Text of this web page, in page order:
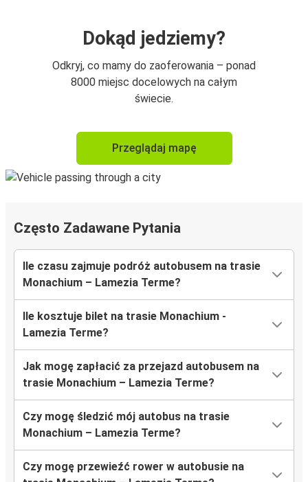
Dokąd jedziemy?
Odkryj, co mamy do zaoferowania – ponad
8000 miejsc docelowych na całym
świecie.
Przeglądaj mapę
Często Zadawane Pytania
Ile czasu zajmuje podróż autobusem na trasie
Monachium – Lamezia Terme?
Ile kosztuje bilet na trasie Monachium -
Lamezia Terme?
Jak mogę zapłacić za przejazd autobusem na
trasie Monachium – Lamezia Terme?
Czy mogę śledzić mój autobus na trasie
Monachium – Lamezia Terme?
Czy mogę przewieźć rower w autobusie na